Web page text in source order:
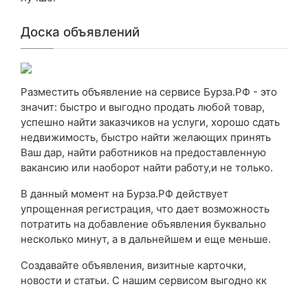
Доска объявлений
Разместить объявление на сервисе Бурза.РФ - это
значит: быстро и выгодно продать любой товар,
успешно найти заказчиков на услуги, хорошо сдать
недвижимость, быстро найти желающих принять
Ваш дар, найти работников на предоставленную
вакансию или наоборот найти работу,и не только.
В данный момент на Бурза.РФ действует
упрощенная регистрация, что дает возможность
потратить на добавление объявления буквально
несколько минут, а в дальнейшем и еще меньше.
Создавайте объявления, визитные карточки,
новости и статьи. С нашим сервисом выгодно кк